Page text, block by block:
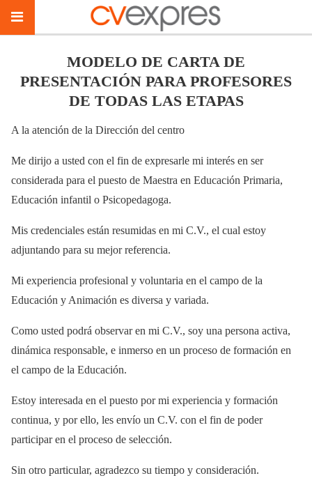
MODELO DE CARTA DE
PRESENTACIÓN PARA PROFESORES
DE TODAS LAS ETAPAS
A la atención de la Dirección del centro
Me dirijo a usted con el fin de expresarle mi interés en ser
considerada para el puesto de Maestra en Educación Primaria,
Educación infantil o Psicopedagoga.
Mis credenciales están resumidas en mi C.V., el cual estoy
adjuntando para su mejor referencia.
Mi experiencia profesional y voluntaria en el campo de la
Educación y Animación es diversa y variada.
Como usted podrá observar en mi C.V., soy una persona activa,
dinámica responsable, e inmerso en un proceso de formación en
el campo de la Educación.
Estoy interesada en el puesto por mi experiencia y formación
continua, y por ello, les envío un C.V. con el fin de poder
participar en el proceso de selección.
Sin otro particular, agradezco su tiempo y consideración.